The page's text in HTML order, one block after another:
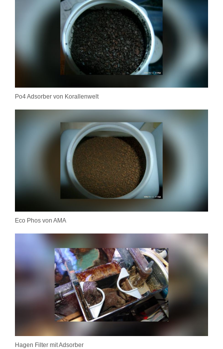
Po4 Adsorber von Korallenwelt
Eco Phos von AMA
Hagen Filter mit Adsorber